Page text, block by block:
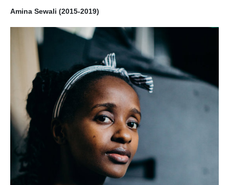
Amina Sewali (2015-2019)